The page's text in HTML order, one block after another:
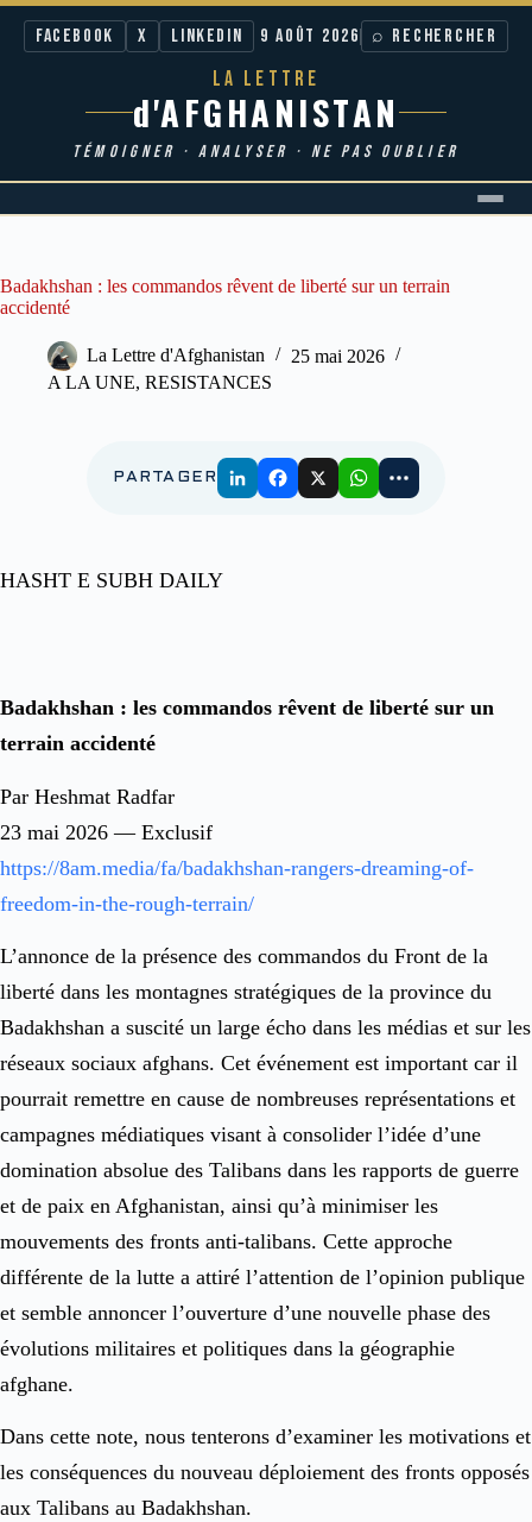
Facebook X LinkedIn 9 AOÛT 2026 ⌕ RECHERCHER
LA LETTRE
d'AFGHANISTAN
TÉMOIGNER · ANALYSER · NE PAS OUBLIER
Badakhshan : les commandos rêvent de liberté sur un terrain
accidenté
La Lettre d'Afghanistan
25 mai 2026
A LA UNE, RESISTANCES
PARTAGER
HASHT E SUBH DAILY
Badakhshan : les commandos rêvent de liberté sur un
terrain accidenté
Par Heshmat Radfar
23 mai 2026 — Exclusif
https://8am.media/fa/badakhshan-rangers-dreaming-of-
freedom-in-the-rough-terrain/
L’annonce de la présence des commandos du Front de la
liberté dans les montagnes stratégiques de la province du
Badakhshan a suscité un large écho dans les médias et sur les
réseaux sociaux afghans. Cet événement est important car il
pourrait remettre en cause de nombreuses représentations et
campagnes médiatiques visant à consolider l’idée d’une
domination absolue des Talibans dans les rapports de guerre
et de paix en Afghanistan, ainsi qu’à minimiser les
mouvements des fronts anti-talibans. Cette approche
différente de la lutte a attiré l’attention de l’opinion publique
et semble annoncer l’ouverture d’une nouvelle phase des
évolutions militaires et politiques dans la géographie
afghane.
Dans cette note, nous tenterons d’examiner les motivations et
les conséquences du nouveau déploiement des fronts opposés
aux Talibans au Badakhshan.